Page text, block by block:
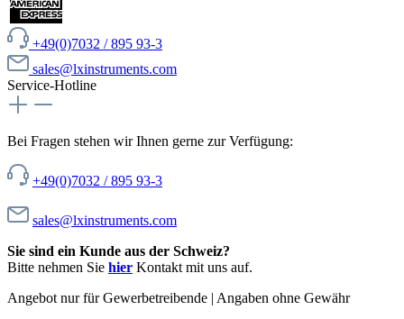
+49(0)7032 / 895 93-3
sales@lxinstruments.com
Service-Hotline
Bei Fragen stehen wir Ihnen gerne zur Verfügung:
+49(0)7032 / 895 93-3
sales@lxinstruments.com
Sie sind ein Kunde aus der Schweiz?
Bitte nehmen Sie hier Kontakt mit uns auf.
Angebot nur für Gewerbetreibende | Angaben ohne Gewähr